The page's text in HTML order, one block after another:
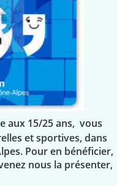
aux 15/25 ans, vous
et sportives, dans
Pour en bénéficier,
nous la présenter,